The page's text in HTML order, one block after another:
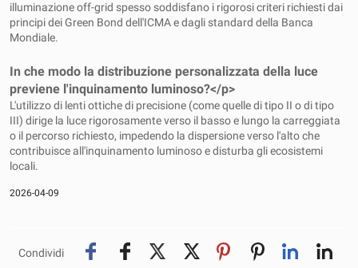
illuminazione off-grid spesso soddisfano i rigorosi criteri richiesti dai
principi dei Green Bond dell'ICMA e dagli standard della Banca
Mondiale.
In che modo la distribuzione personalizzata della luce
previene l'inquinamento luminoso?</p>
L'utilizzo di lenti ottiche di precisione (come quelle di tipo II o di tipo
III) dirige la luce rigorosamente verso il basso e lungo la carreggiata
o il percorso richiesto, impedendo la dispersione verso l'alto che
contribuisce all'inquinamento luminoso e disturba gli ecosistemi
locali.
2026-04-09
Condividi